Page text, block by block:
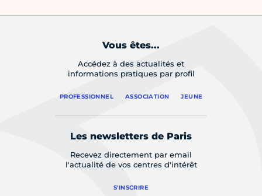
Vous êtes...
Accédez à des actualités et
informations pratiques par profil
PROFESSIONNEL ASSOCIATION JEUNE
Les newsletters de Paris
Recevez directement par email
l'actualité de vos centres d'intérêt
S'INSCRIRE